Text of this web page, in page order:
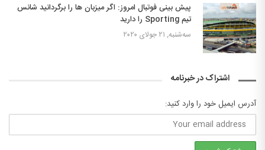
پیش بینی فوتبال امروز: اگر میزبان ها را برگردانید شانس
تیم Sporting را دارید
سه‌شنبه, ۲۱ جولای ۲۰۲۰
اشتراک در خبرنامه
آدرس ایمیل خود را وارد کنید: